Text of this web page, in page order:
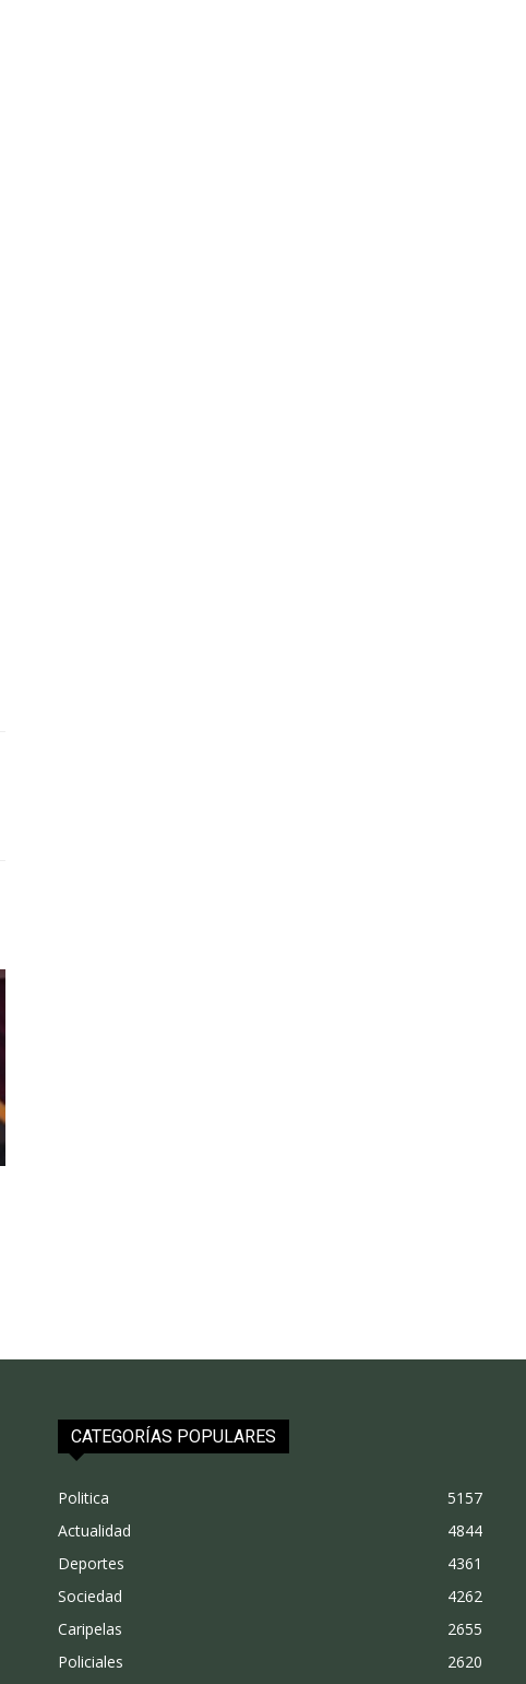
CATEGORÍAS POPULARES
Politica
5157
Actualidad
4844
Deportes
4361
Sociedad
4262
Caripelas
2655
Policiales
2620